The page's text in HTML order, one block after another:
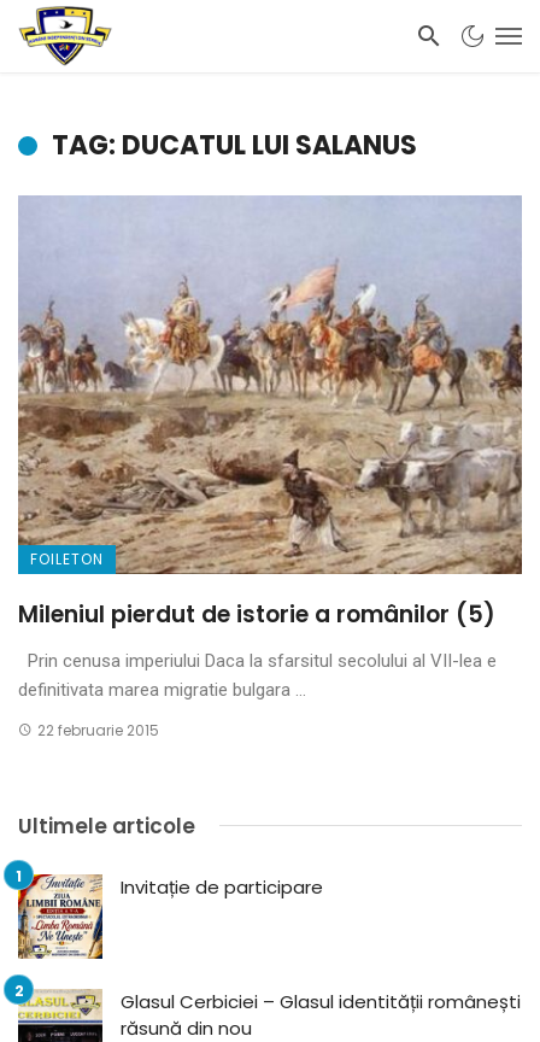
TAG: DUCATUL LUI SALANUS
FOILETON
Mileniul pierdut de istorie a românilor (5)
Prin cenusa imperiului Daca la sfarsitul secolului al VII-lea e
definitivata marea migratie bulgara ...
22 februarie 2015
Ultimele articole
Invitație de participare
Glasul Cerbiciei – Glasul identității românești
răsună din nou